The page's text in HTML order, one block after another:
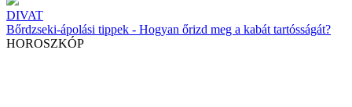
DIVAT
Bőrdzseki-ápolási tippek - Hogyan őrizd meg a kabát tartósságát?
HOROSZKÓP